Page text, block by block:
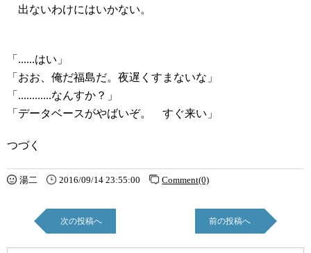
出ないわけにはいかない。
「......はい」
「おお、俺だ福島だ。夜遅くすまないな」
「............なんすか？」
「データベースがやばいぞ。 すぐ来い」
つづく
湯二 2016/09/14 23:55:00 Comment(0)
次の投稿へ 前の投稿へ